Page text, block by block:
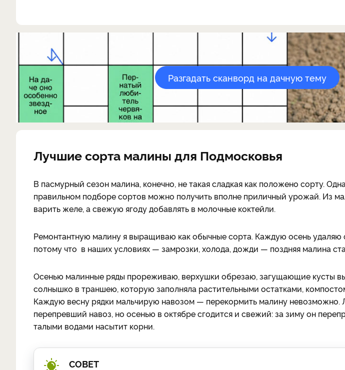
Разгадать сканворд на дачную тему
Лучшие сорта малины для Подмосковья
В пасмурный сезон малина, конечно, не такая сладкая как положено сорту.
правильном подборе сортов можно получить вполне приличный урожай. Из
варить желе, а свежую ягоду добавлять в молочные коктейли.
Ремонтантную малину я выращиваю как обычные сорта. Каждую осень удаляю
потому что в наших условиях — замрозки, холода, дожди — поздняя малина
Осенью малинные ряды прореживаю, верхушки обрезаю, загущающие кусты
солнышко в траншею, которую заполняла растительными остатками,
Каждую весну рядки мальчирую навозом — перекормить малину невозможно.
перепревший навоз, но осенью в октябре сгодится и свежий: за зиму он
талыми водами насытит корни.
СОВЕТ